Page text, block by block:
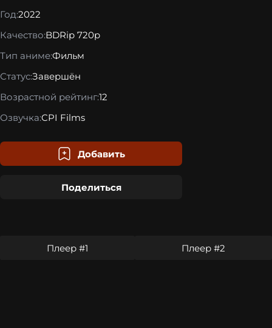
Год:2022
Качество:BDRip 720p
Тип аниме:Фильм
Статус:Завершён
Возрастной рейтинг:12
Озвучка:CPI Films
Добавить
Поделиться
Плеер #1 Плеер #2